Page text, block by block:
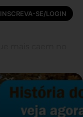
INSCREVA-SE/LOGIN